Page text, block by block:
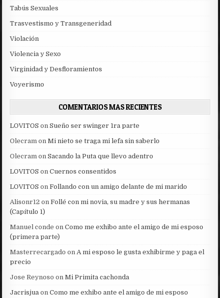
Tabús Sexuales
Trasvestismo y Transgeneridad
Violación
Violencia y Sexo
Virginidad y Desfloramientos
Voyerismo
COMENTARIOS MAS RECIENTES
LOVITOS onSueño ser swinger 1ra parte
Olecram onMi nieto se traga mi lefa sin saberlo
Olecram onSacando la Puta que llevo adentro
LOVITOS onCuernos consentidos
LOVITOS onFollando con un amigo delante de mi marido
Alisonr12 onFollé con mi novia, su madre y sus hermanas
(Capítulo 1)
Manuel conde onComo me exhibo ante el amigo de mi esposo
(primera parte)
Masterrecargado onA mi esposo le gusta exhibirme y paga el
precio
Jose Reynoso onMi Primita cachonda
Jacrisjua onComo me exhibo ante el amigo de mi esposo